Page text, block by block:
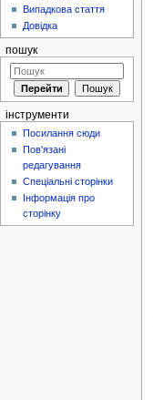
Випадкова стаття
Довідка
пошук
інструменти
Посилання сюди
Пов'язані
редагування
Спеціальні сторінки
Інформація про
сторінку